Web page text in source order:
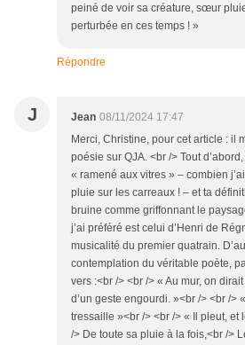
peiné de voir sa créature, sœur
perturbée en ces temps ! »
Répondre
J Jean 08/11/2024 17:47
Merci, Christine, pour cet article : il
poésie sur QJA. <br /> Tout
« ramené aux vitres » – combien
pluie sur les carreaux ! – et ta
bruine comme griffonnant le
j’ai préféré est celui d’Henri de
musicalité du premier quatrain.
contemplation du véritable poète,
vers :<br /> <br /> « Au mur, on
d’un geste engourdi. »<br /> <br />
tressaille »<br /> <br /> « Il pleut, et
/> De toute sa pluie à la fois,<br />